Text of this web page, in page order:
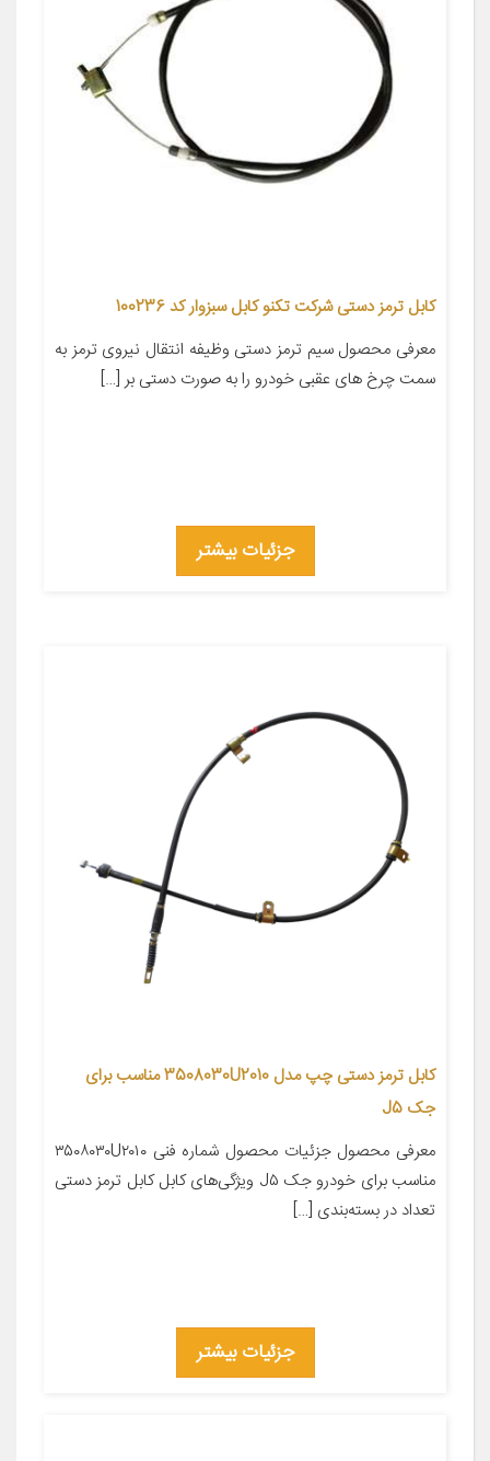
کابل ترمز دستی شرکت تکنو کابل سبزوار کد 100236
معرفی محصول سیم ترمز دستی وظیفه انتقال نیروی ترمز به
سمت چرخ های عقبی خودرو را به صورت دستی بر […]
جزئیات بیشتر
کابل ترمز دستی چپ مدل 3508030U2010 مناسب برای
جک J5
معرفی محصول جزئیات محصول شماره فنی ۳۵۰۸۰۳۰U۲۰۱۰
مناسب برای خودرو جک J۵ ویژگی‌های کابل کابل ترمز دستی
تعداد در بسته‌بندی […]
جزئیات بیشتر